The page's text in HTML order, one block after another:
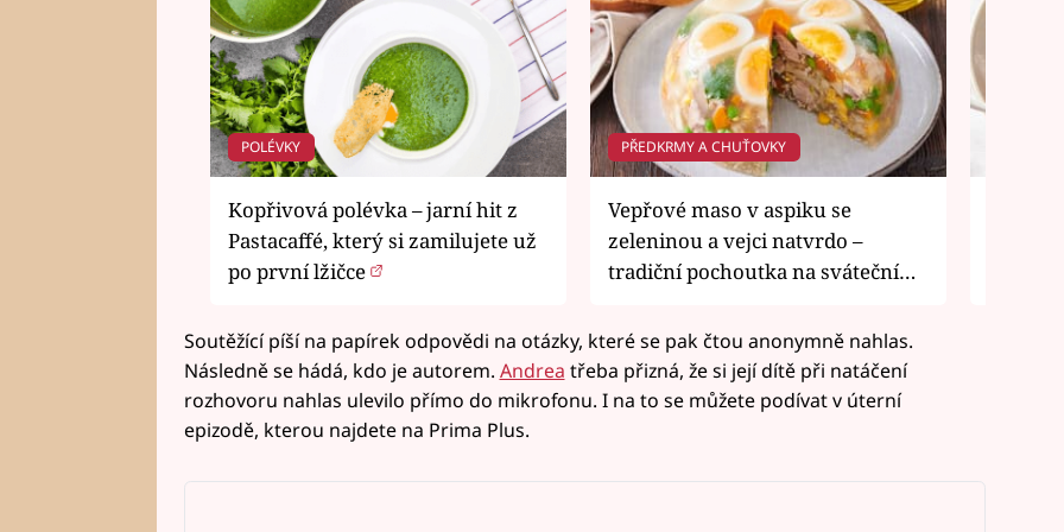
POLÉVKY
Kopřivová polévka – jarní hit z
Pastacaffé, který si zamilujete už
po první lžičce
PŘEDKRMY A CHUŤOVKY
Vepřové maso v aspiku se
zeleninou a vejci natvrdo –
tradiční pochoutka na sváteční
Soutěžící píší na papírek odpovědi na otázky, které se pak čtou anonymně nahlas.
Následně se hádá, kdo je autorem. Andrea třeba přizná, že si její dítě při natáčení
rozhovoru nahlas ulevilo přímo do mikrofonu. I na to se můžete podívat v úterní
epizodě, kterou najdete na Prima Plus.